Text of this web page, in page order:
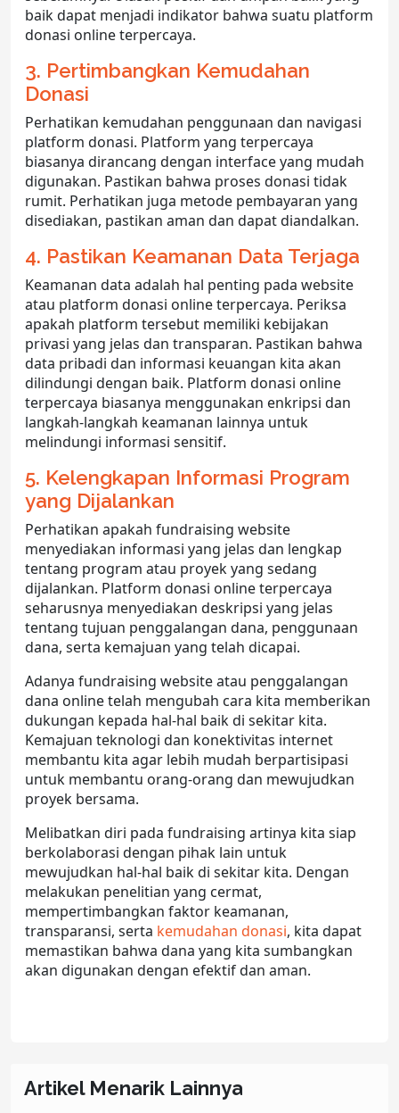
baik dapat menjadi indikator bahwa suatu platform
donasi online terpercaya.
3. Pertimbangkan Kemudahan
Donasi
Perhatikan kemudahan penggunaan dan navigasi
platform donasi. Platform yang terpercaya
biasanya dirancang dengan interface yang mudah
digunakan. Pastikan bahwa proses donasi tidak
rumit. Perhatikan juga metode pembayaran yang
disediakan, pastikan aman dan dapat diandalkan.
4. Pastikan Keamanan Data Terjaga
Keamanan data adalah hal penting pada website
atau platform donasi online terpercaya. Periksa
apakah platform tersebut memiliki kebijakan
privasi yang jelas dan transparan. Pastikan bahwa
data pribadi dan informasi keuangan kita akan
dilindungi dengan baik. Platform donasi online
terpercaya biasanya menggunakan enkripsi dan
langkah-langkah keamanan lainnya untuk
melindungi informasi sensitif.
5. Kelengkapan Informasi Program
yang Dijalankan
Perhatikan apakah fundraising website
menyediakan informasi yang jelas dan lengkap
tentang program atau proyek yang sedang
dijalankan. Platform donasi online terpercaya
seharusnya menyediakan deskripsi yang jelas
tentang tujuan penggalangan dana, penggunaan
dana, serta kemajuan yang telah dicapai.
Adanya fundraising website atau penggalangan
dana online telah mengubah cara kita memberikan
dukungan kepada hal-hal baik di sekitar kita.
Kemajuan teknologi dan konektivitas internet
membantu kita agar lebih mudah berpartisipasi
untuk membantu orang-orang dan mewujudkan
proyek bersama.
Melibatkan diri pada fundraising artinya kita siap
berkolaborasi dengan pihak lain untuk
mewujudkan hal-hal baik di sekitar kita. Dengan
melakukan penelitian yang cermat,
mempertimbangkan faktor keamanan,
transparansi, serta kemudahan donasi, kita dapat
memastikan bahwa dana yang kita sumbangkan
akan digunakan dengan efektif dan aman.
Artikel Menarik Lainnya